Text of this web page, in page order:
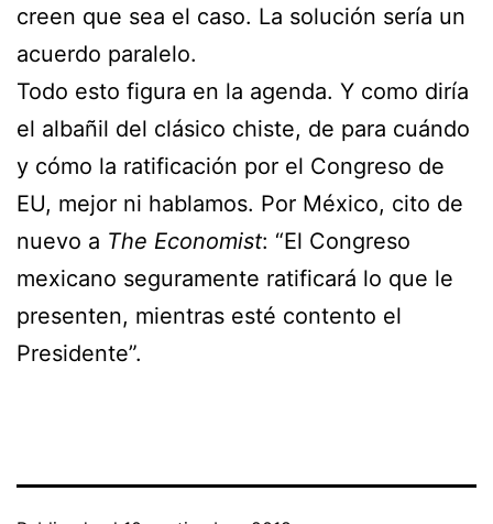
creen que sea el caso. La solución sería un
acuerdo paralelo.
Todo esto figura en la agenda. Y como diría
el albañil del clásico chiste, de para cuándo
y cómo la ratificación por el Congreso de
EU, mejor ni hablamos. Por México, cito de
nuevo a The Economist: “El Congreso
mexicano seguramente ratificará lo que le
presenten, mientras esté contento el
Presidente”.